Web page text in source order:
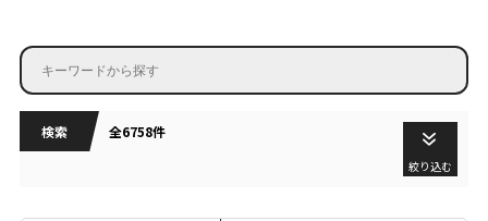
検索 全6758件
絞り込む